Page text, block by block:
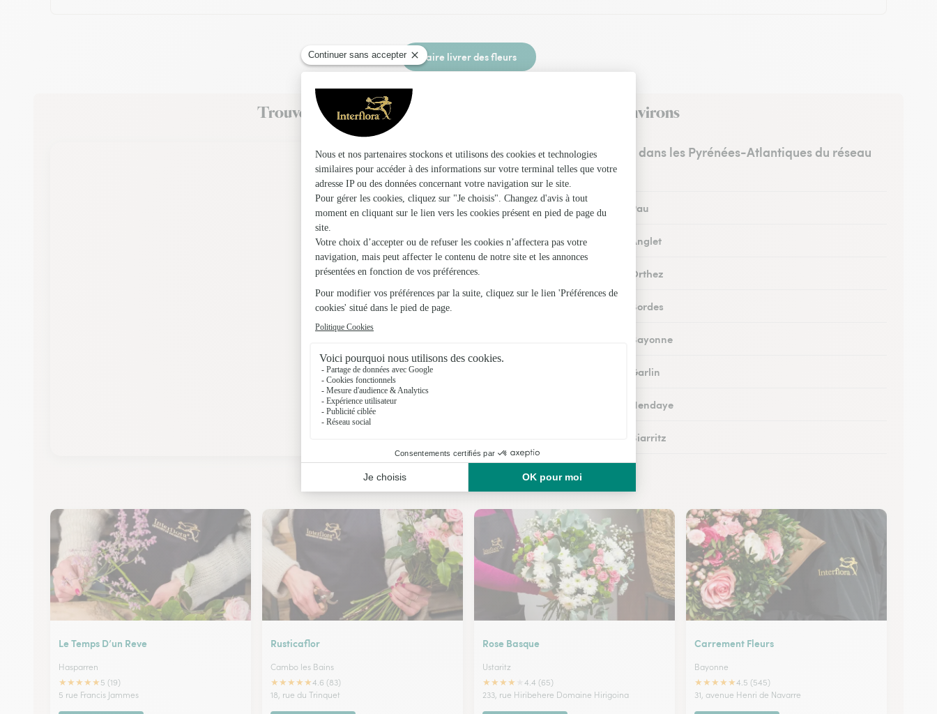
Faire livrer des fleurs
Trouvez un fleuriste Interflora à Hasparren et dans ses environs
Les fleuristes dans les Pyrénées-Atlantiques du réseau
Interflora
Fleuristes à Pau
Fleuristes à Anglet
Fleuristes à Orthez
Fleuristes à Bordes
Fleuristes à Bayonne
Fleuristes à Garlin
Fleuristes à Hendaye
Fleuristes à Biarritz
Nos fleuristes à Hasparren
Le Temps D’un Reve
Hasparren
★★★★★ 5 (19)
5 rue Francis Jammes
Rusticaflor
Cambo les Bains
★★★★★4.6 (83)
18, rue du Trinquet
Rose Basque
Ustaritz
★★★★
4.4 (65)
233, rue Hiribehere Domaine Hirigoina
Carrement Fleurs
Bayonne
★★★★★4.5 (545)
31, avenue Henri de Navarre